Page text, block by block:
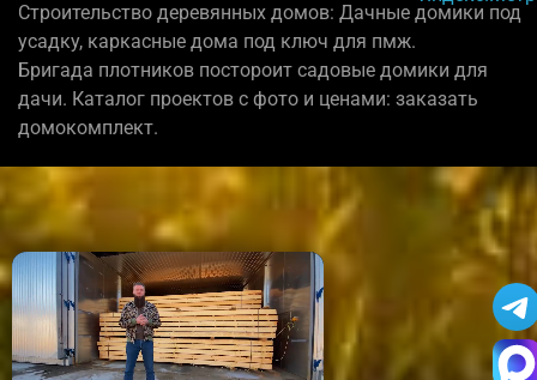
Строительство деревянных домов: Дачные домики под
усадку, каркасные дома под ключ для пмж.
Бригада плотников постороит садовые домики для
дачи. Каталог проектов с фото и ценами: заказать
домокомплект.